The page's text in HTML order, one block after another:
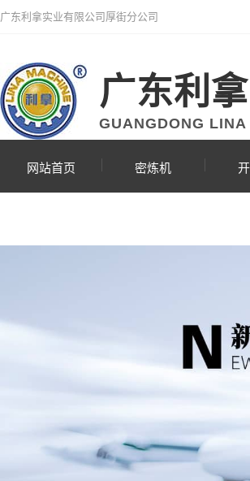
广东利拿实业有限公司厚街分公司
广东利拿
GUANGDONG LINA
网站首页 密炼机